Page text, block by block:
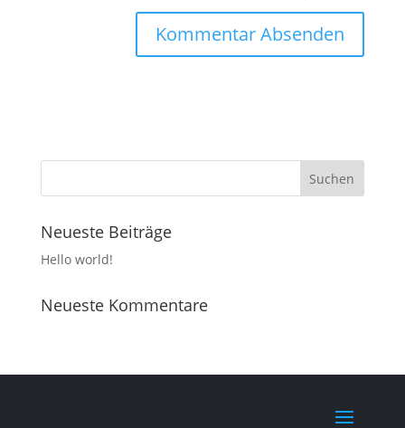
Neueste Beiträge
Hello world!
Neueste Kommentare